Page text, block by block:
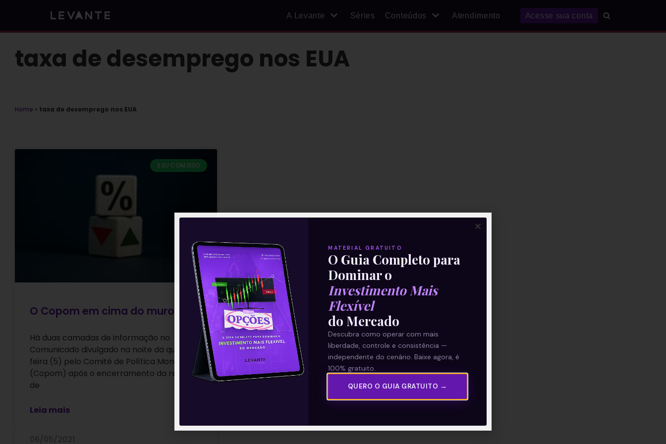
A Levante Séries Conteúdos Atendimento Acesse sua conta
taxa de desemprego nos EUA
Home » taxa de desemprego nos EUA
E EU COM ISSO
O Copom em cima do muro
Há duas camadas de informação no
Comunicado divulgado na noite da quarta-
feira (5) pelo Comitê de Política Monetária
(Copom) após o encerramento da reunião
de
Leia mais
MATERIAL GRATUITO
O Guia Completo para
Dominar o
Investimento Mais
Flexível
do Mercado
Descubra como operar com mais
liberdade, controle e consistência —
independente do cenário. Baixe agora, é
100% gratuito.
QUERO O GUIA GRATUITO →